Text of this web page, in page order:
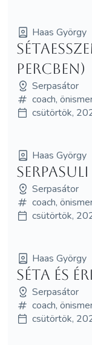
Haas György
percben)
Serpasátor
coach,
csütörtök,
Haas György
Serpasuli
Serpasátor
coach,
csütörtök,
Haas György
Séta és
Serpasátor
coach,
csütörtök,